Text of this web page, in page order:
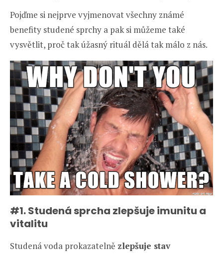
Pojďme si nejprve vyjmenovat všechny známé
benefity studené sprchy a pak si můžeme také
vysvětlit, proč tak úžasný rituál dělá tak málo z nás.
#1. Studená sprcha zlepšuje imunitu a
vitalitu
Studená voda prokazatelně zlepšuje stav